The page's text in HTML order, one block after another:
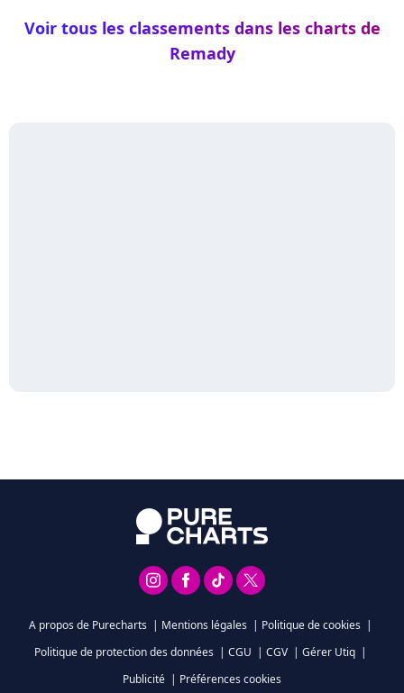
Voir tous les classements dans les charts de
Remady
A propos de Purecharts | Mentions légales | Politique de cookies |
Politique de protection des données | CGU | CGV | Gérer Utiq |
Publicité | Préférences cookies